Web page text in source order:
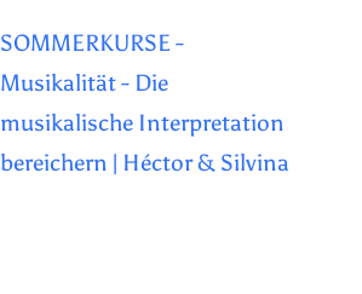
SOMMERKURSE -
Musikalität - Die
musikalische Interpretation
bereichern | Héctor & Silvina